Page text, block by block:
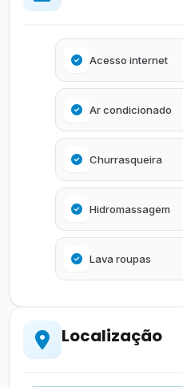
Acesso internet
Ar condicionado
Churrasqueira
Hidromassagem
Lava roupas
Localização